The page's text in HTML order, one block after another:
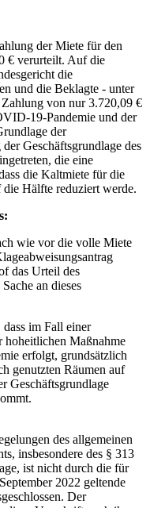
der Miete für den
€ verurteilt. Auf die
die
und die Beklagte - unter
von nur 3.720,09 €
19-Pandemie und der
der
Geschäftsgrundlage des
die eine
die Kaltmiete für die
Hälfte reduziert werde.
wie vor die volle Miete
das Urteil des
an dieses
im Fall einer
hoheitlichen Maßnahme
erfolgt, grundsätzlich
genutzten Räumen auf
Geschäftsgrundlage
des allgemeinen
insbesondere des § 313
ist nicht durch die für
2022 geltende
Der